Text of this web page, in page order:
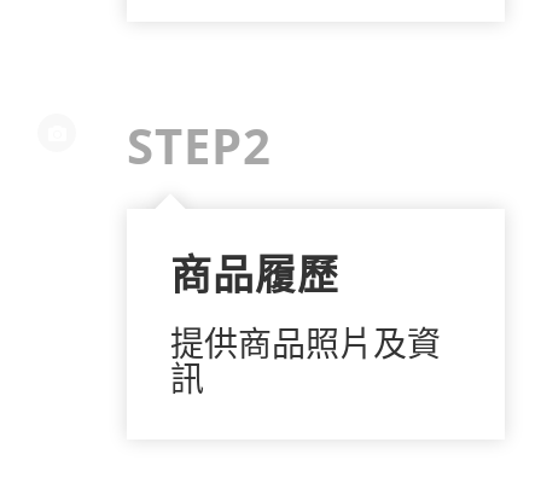
STEP2
商品履歷
提供商品照片及資
訊